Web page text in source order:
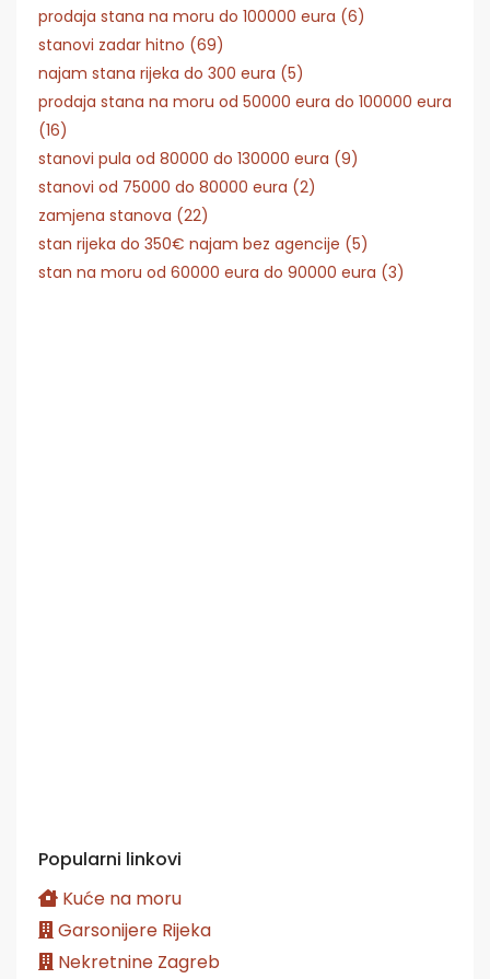
prodaja stana na moru do 100000 eura (6)
stanovi zadar hitno (69)
najam stana rijeka do 300 eura (5)
prodaja stana na moru od 50000 eura do 100000 eura
(16)
stanovi pula od 80000 do 130000 eura (9)
stanovi od 75000 do 80000 eura (2)
zamjena stanova (22)
stan rijeka do 350€ najam bez agencije (5)
stan na moru od 60000 eura do 90000 eura (3)
Popularni linkovi
Kuće na moru
Garsonijere Rijeka
Nekretnine Zagreb